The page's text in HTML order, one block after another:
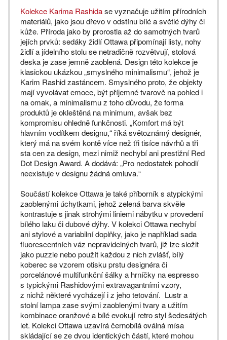
Kolekce Karima Rashidase vyznačuje užitím přírodních
materiálů, jako jsou dřevo v odstínu bílé a světlé dýhy či
kůže. Příroda jako by prorostla až do samotných tvarů
jejích prvků: sedáky židlí Ottawa připomínají listy, nohy
židlí a jídelního stolu se netradičně rozvětvují, stolová
deska je zase jemně zaoblená. Design této kolekce je
klasickou ukázkou „smyslného minimalismu“, jehož je
Karim Rashid zastáncem. Smyslného proto, že objekty
mají vyvolávat emoce, být příjemné tvarově na pohled i
na omak, a minimalismu z toho důvodu, že forma
produktů je okleštěná na minimum, avšak bez
kompromisu ohledně funkčnosti. „Komfort má být
hlavním vodítkem designu,“ říká světoznámý designér,
který má na svém kontě více než tři tisíce návrhů a tři
sta cen za design, mezi nimiž nechybí ani prestižní Red
Dot Design Award. A dodává: „Pro nedostatek pohodlí
neexistuje v designu žádná omluva.“
Součástí kolekce Ottawa je také příborník s atypickými
zaoblenými úchytkami, jehož zelená barva skvěle
kontrastuje s jinak strohými liniemi nábytku v provedení
bílého laku či dubové dýhy. V kolekci Ottawa nechybí
ani stylové a variabilní doplňky, jako je například sada
fluorescentních váz nepravidelných tvarů, již lze složit
jako puzzle nebo použít každou z nich zvlášť, bílý
koberec se vzorem otisku prstu designéra či
porcelánové multifunkční šálky a hrníčky na espresso
s typickými Rashidovými extravagantními vzory,
z nichž některé vycházejí i z jeho tetování. Lustr a
stolní lampa zase svými zaoblenými tvary a užitím
kombinace oranžové a bílé evokují retro styl šedesátých
let. Kolekci Ottawa uzavírá černobílá oválná mísa
skládající se ze dvou identických částí, které mohou